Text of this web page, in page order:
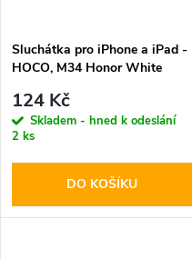
Sluchátka pro iPhone a iPad -
HOCO, M34 Honor White
124 Kč
Skladem - hned k odeslání
2 ks
DO KOŠÍKU